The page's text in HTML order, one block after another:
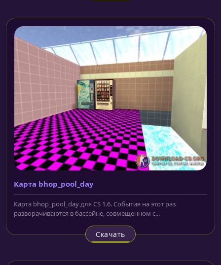
Карта bhop_pool_day
Карта bhop_pool_day для CS 1.6. События на этот раз
разворачиваются в бассейне, совмещенном с...
Скачать